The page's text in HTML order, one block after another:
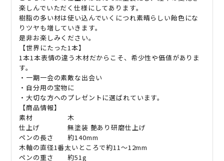
楽しんでいただく仕様にしてあります。
樹脂の多い材は使い込んでいくにつれ素晴らしい飴色にな
りツヤも増していきます。
是非お楽しみください。
【世界にたった1本】
1本1本表情の違う木材だからこそ、希少性や価値がありま
す。
・一期一会の素敵な出会い
・自分用の宝物に
・大切な方へのプレゼントに選ばれています。
【商品情報】
素材 木
仕上げ 無塗装 艶あり研磨仕上げ
ペンの長さ 約140mm
木軸の直径1番太いところで約11〜12mm
ペンの重さ 約51g